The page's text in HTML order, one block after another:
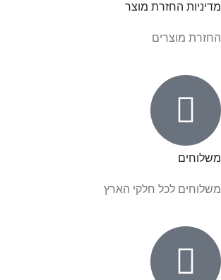
מדיניות החזרת מוצר
החזרת מוצרים
משלוחים
משלוחים לכל חלקי הארץ